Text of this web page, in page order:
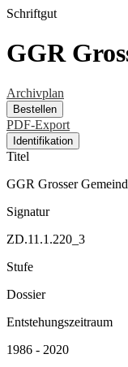
Schriftgut
GGR
Archivplan
Bestellen
PDF-Export
Identifikation
Titel
GGR Grosser
Signatur
ZD.11.1.220_3
Stufe
Dossier
Entstehungszeitraum
1986 - 2020